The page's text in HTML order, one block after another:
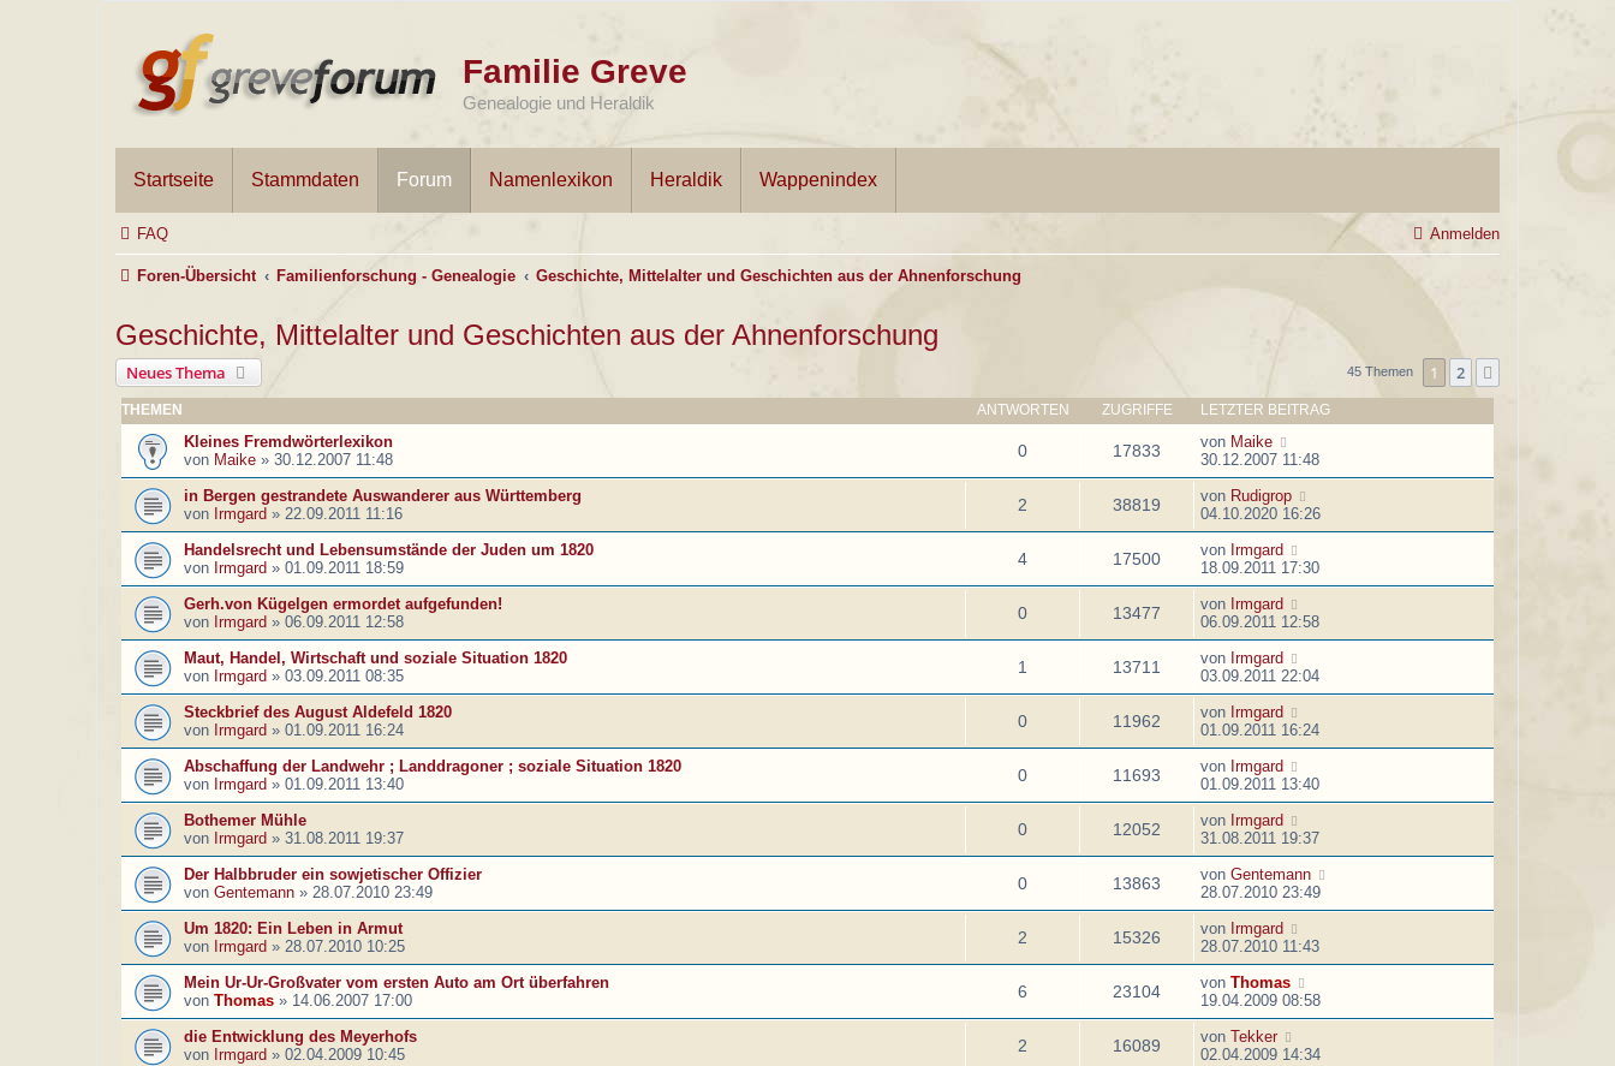
Familie Greve
Genealogie und Heraldik
Startseite Stammdaten Forum Namenlexikon Heraldik Wappenindex
FAQ Anmelden
Foren-Übersicht Familienforschung - Genealogie Geschichte, Mittelalter und Geschichten aus der Ahnenforschung
Geschichte, Mittelalter und Geschichten aus der Ahnenforschung
Neues Thema 45 Themen 1 2
THEMEN ANTWORTEN ZUGRIFFE LETZTER BEITRAG
Kleines Fremdwörterlexikon
von Maike » 30.12.2007 11:48 0 17833 von Maike
30.12.2007 11:48
in Bergen gestrandete Auswanderer aus Württemberg
von Irmgard » 22.09.2011 11:16 2 38819 von Rudigrop
04.10.2020 16:26
Handelsrecht und Lebensumstände der Juden um 1820
von Irmgard » 01.09.2011 18:59 4 17500 von Irmgard
18.09.2011 17:30
Gerh.von Kügelgen ermordet aufgefunden!
von Irmgard » 06.09.2011 12:58 0 13477 von Irmgard
06.09.2011 12:58
Maut, Handel, Wirtschaft und soziale Situation 1820
von Irmgard » 03.09.2011 08:35 1 13711 von Irmgard
03.09.2011 22:04
Steckbrief des August Aldefeld 1820
von Irmgard » 01.09.2011 16:24 0 11962 von Irmgard
01.09.2011 16:24
Abschaffung der Landwehr ; Landdragoner ; soziale Situation 1820
von Irmgard » 01.09.2011 13:40 0 11693 von Irmgard
01.09.2011 13:40
Bothemer Mühle
von Irmgard » 31.08.2011 19:37 0 12052 von Irmgard
31.08.2011 19:37
Der Halbbruder ein sowjetischer Offizier
von Gentemann » 28.07.2010 23:49 0 13863 von Gentemann
28.07.2010 23:49
Um 1820: Ein Leben in Armut
von Irmgard » 28.07.2010 10:25 2 15326 von Irmgard
28.07.2010 11:43
Mein Ur-Ur-Großvater vom ersten Auto am Ort überfahren
von Thomas » 14.06.2007 17:00 6 23104 von Thomas
19.04.2009 08:58
die Entwicklung des Meyerhofs
von Irmgard » 02.04.2009 10:45 2 16089 von Tekker
02.04.2009 14:34